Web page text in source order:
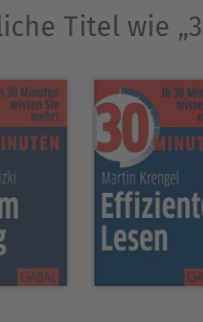
Titel wie